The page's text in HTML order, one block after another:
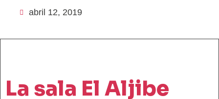
abril 12, 2019
La sala El Aljibe